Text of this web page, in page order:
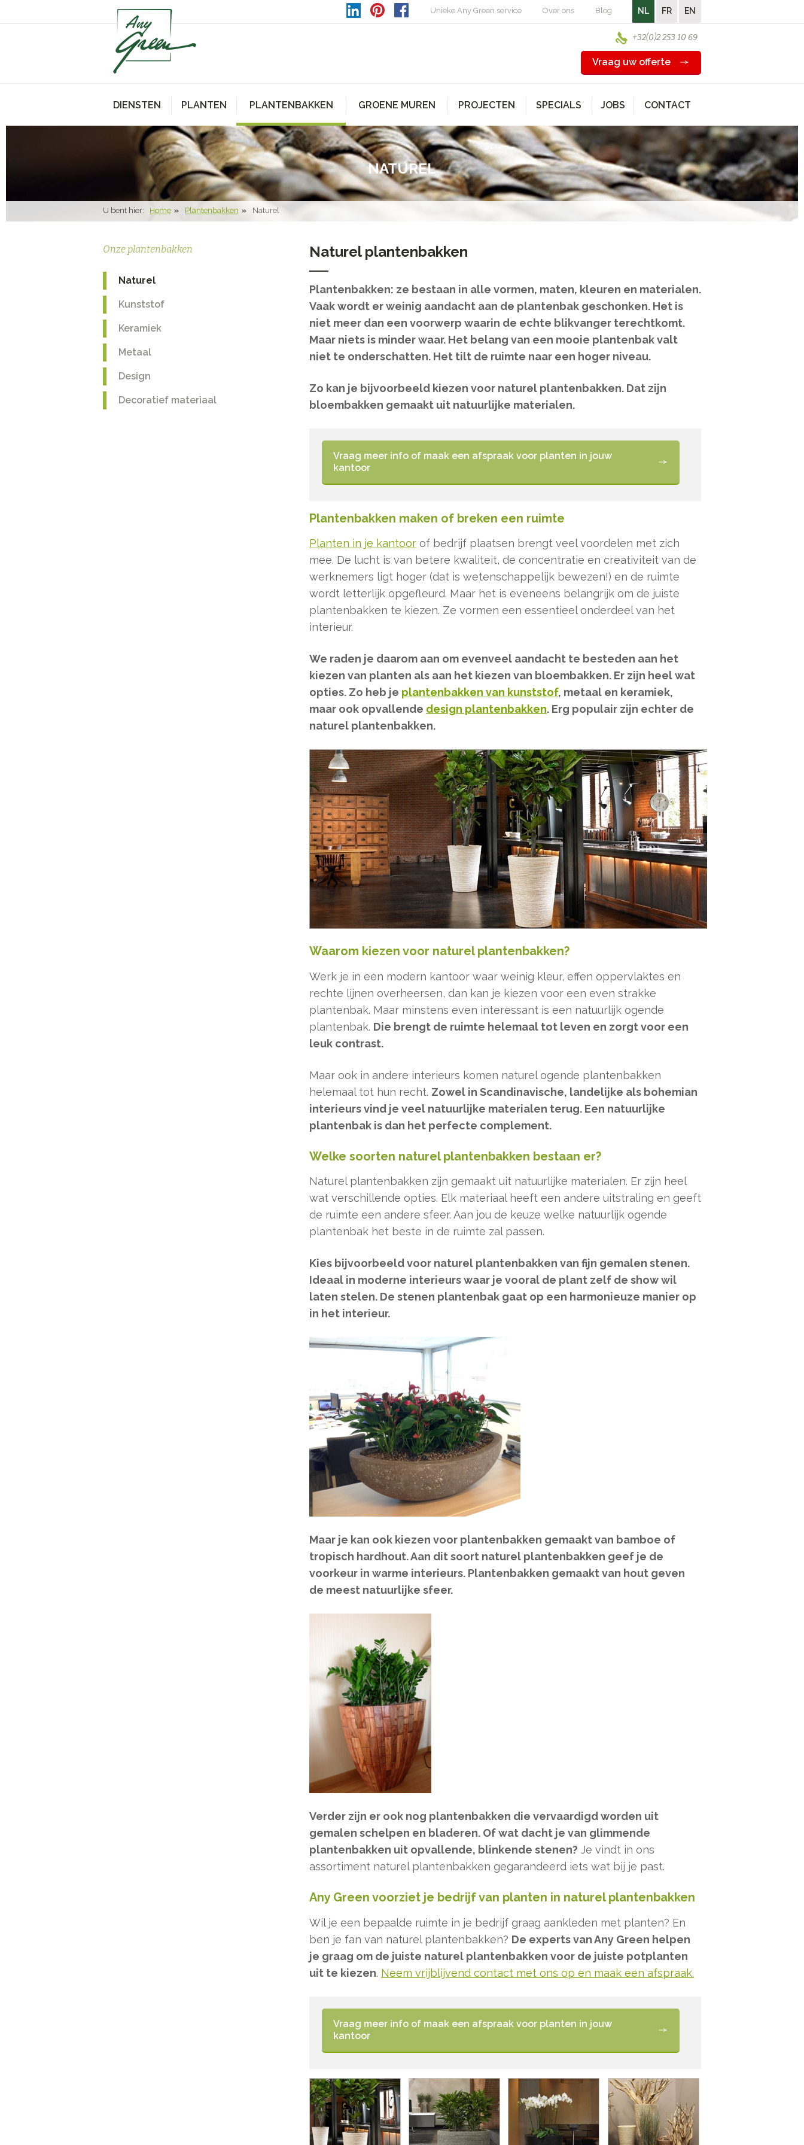
Unieke Any Green service Over ons Blog NL FR EN
+32(0)2 253 10 69
Vraag uw offerte
DIENSTEN PLANTEN PLANTENBAKKEN GROENE MUREN PROJECTEN SPECIALS JOBS CONTACT
NATUREL
U bent hier: Home Plantenbakken Naturel
Naturel plantenbakken
Plantenbakken: ze bestaan in alle vormen, maten, kleuren en materialen.
Vaak wordt er weinig aandacht aan de plantenbak geschonken. Het is
niet meer dan een voorwerp waarin de echte blikvanger terechtkomt.
Maar niets is minder waar. Het belang van een mooie plantenbak valt
niet te onderschatten. Het tilt de ruimte naar een hoger niveau.
Zo kan je bijvoorbeeld kiezen voor naturel plantenbakken. Dat zijn
bloembakken gemaakt uit natuurlijke materialen.
Vraag meer info of maak een afspraak voor planten in jouw
kantoor
Plantenbakken maken of breken een ruimte
Planten in je kantoor of bedrijf plaatsen brengt veel voordelen met zich
mee. De lucht is van betere kwaliteit, de concentratie en creativiteit van de
werknemers ligt hoger (dat is wetenschappelijk bewezen!) en de ruimte
wordt letterlijk opgefleurd. Maar het is eveneens belangrijk om de juiste
plantenbakken te kiezen. Ze vormen een essentieel onderdeel van het
interieur.
We raden je daarom aan om evenveel aandacht te besteden aan het
kiezen van planten als aan het kiezen van bloembakken. Er zijn heel wat
opties. Zo heb je plantenbakken van kunststof, metaal en keramiek,
maar ook opvallende design plantenbakken. Erg populair zijn echter de
naturel plantenbakken.
Waarom kiezen voor naturel plantenbakken?
Werk je in een modern kantoor waar weinig kleur, effen oppervlaktes en
rechte lijnen overheersen, dan kan je kiezen voor een even strakke
plantenbak. Maar minstens even interessant is een natuurlijk ogende
plantenbak. Die brengt de ruimte helemaal tot leven en zorgt voor een
leuk contrast.
Maar ook in andere interieurs komen naturel ogende plantenbakken
helemaal tot hun recht. Zowel in Scandinavische, landelijke als bohemian
interieurs vind je veel natuurlijke materialen terug. Een natuurlijke
plantenbak is dan het perfecte complement.
Welke soorten naturel plantenbakken bestaan er?
Naturel plantenbakken zijn gemaakt uit natuurlijke materialen. Er zijn heel
wat verschillende opties. Elk materiaal heeft een andere uitstraling en geeft
de ruimte een andere sfeer. Aan jou de keuze welke natuurlijk ogende
plantenbak het beste in de ruimte zal passen.
Kies bijvoorbeeld voor naturel plantenbakken van fijn gemalen stenen.
Ideaal in moderne interieurs waar je vooral de plant zelf de show wil
laten stelen. De stenen plantenbak gaat op een harmonieuze manier op
in het interieur.
Maar je kan ook kiezen voor plantenbakken gemaakt van bamboe of
tropisch hardhout. Aan dit soort naturel plantenbakken geef je de
voorkeur in warme interieurs. Plantenbakken gemaakt van hout geven
de meest natuurlijke sfeer.
Verder zijn er ook nog plantenbakken die vervaardigd worden uit
gemalen schelpen en bladeren. Of wat dacht je van glimmende
plantenbakken uit opvallende, blinkende stenen? Je vindt in ons
assortiment naturel plantenbakken gegarandeerd iets wat bij je past.
Any Green voorziet je bedrijf van planten in naturel plantenbakken
Wil je een bepaalde ruimte in je bedrijf graag aankleden met planten? En
ben je fan van naturel plantenbakken? De experts van Any Green helpen
je graag om de juiste naturel plantenbakken voor de juiste potplanten
uit te kiezen. Neem vrijblijvend contact met ons op en maak een afspraak.
Vraag meer info of maak een afspraak voor planten in jouw
kantoor
Onze plantenbakken
Naturel
Kunststof
Keramiek
Metaal
Design
Decoratief materiaal